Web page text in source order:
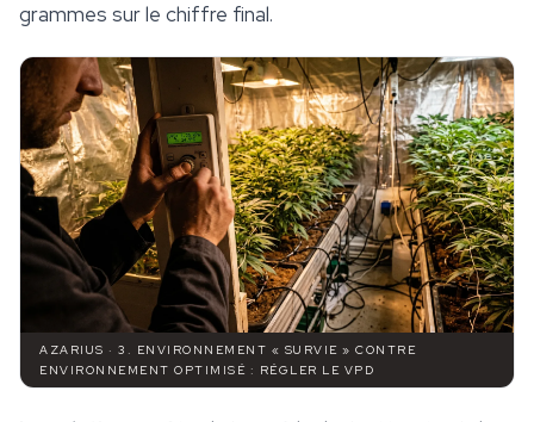
grammes sur le chiffre final.
AZARIUS · 3. ENVIRONNEMENT « SURVIE » CONTRE
ENVIRONNEMENT OPTIMISÉ : RÉGLER LE VPD